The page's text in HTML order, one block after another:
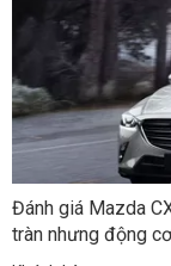
Đánh giá Mazda
tràn nhưng động